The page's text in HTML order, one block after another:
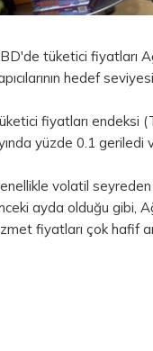
tüketici fiyatları
hedef
fiyatları endeksi
yüzde 0.1 geriledi
volatil seyreden
ayda olduğu gibi,
fiyatları çok hafif